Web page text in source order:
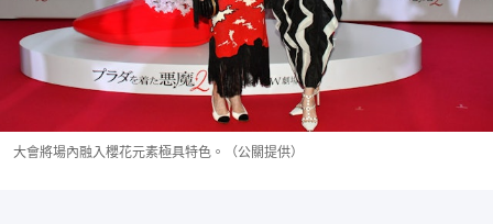
大會將場內融入櫻花元素極具特色。（公關提供）